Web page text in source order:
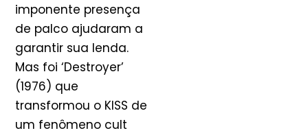
imponente presença
de palco ajudaram a
garantir sua lenda.
Mas foi ‘Destroyer’
(1976) que
transformou o KISS de
um fenômeno cult